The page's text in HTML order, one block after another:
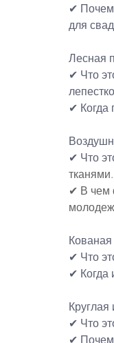
✔
для
Лесная
✔ Что
✔ Когда
✔ Что
тканями.
✔ В чем
✔ Что
✔ Когда
Круглая
✔ Что
✔